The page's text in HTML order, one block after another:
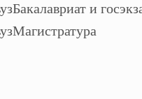
Бакалавриат и
Магистратура